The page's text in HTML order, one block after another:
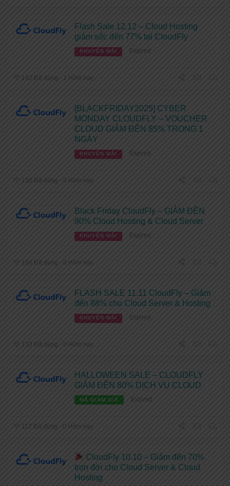
Flash Sale 12.12 – Cloud Hosting
giảm sốc đến 77% tại CloudFly
KHUYẾN MÃI Expired
142 Đã dùng - 1 Hôm nay
[BLACKFRIDAY2025] CYBER
MONDAY CLOUDFLY – VOUCHER
CLOUD GIẢM ĐẾN 85% TRONG 1
NGÀY
KHUYẾN MÃI Expired
130 Đã dùng - 0 Hôm nay
Black Friday CloudFly – GIẢM ĐẾN
90% Cloud Hosting & Cloud Server
KHUYẾN MÃI Expired
193 Đã dùng - 0 Hôm nay
FLASH SALE 11.11 CloudFly – Giảm
đến 88% cho Cloud Server & Hosting
KHUYẾN MÃI Expired
133 Đã dùng - 0 Hôm nay
HALLOWEEN SALE – CLOUDFLY
GIẢM ĐẾN 80% DỊCH VỤ CLOUD
MÃ GIẢM GIÁ Expired
117 Đã dùng - 0 Hôm nay
CloudFly 10.10 – Giảm đến 70%
trọn đời cho Cloud Server & Cloud
Hosting